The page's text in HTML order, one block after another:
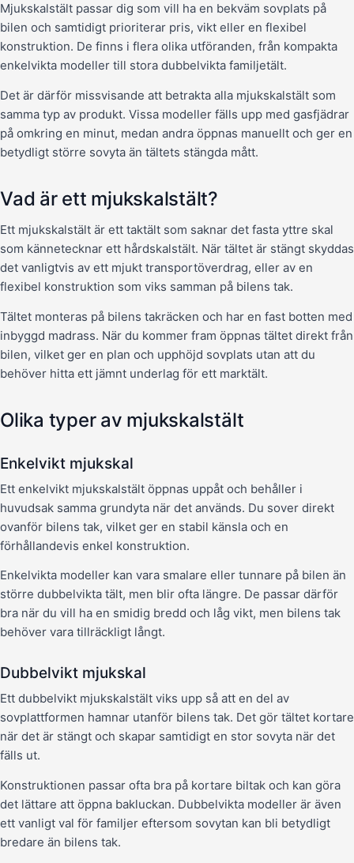
Mjukskalstält passar dig som vill ha en bekväm sovplats på
bilen och samtidigt prioriterar pris, vikt eller en flexibel
konstruktion. De finns i flera olika utföranden, från kompakta
enkelvikta modeller till stora dubbelvikta familjetält.
Det är därför missvisande att betrakta alla mjukskalstält som
samma typ av produkt. Vissa modeller fälls upp med gasfjädrar
på omkring en minut, medan andra öppnas manuellt och ger en
betydligt större sovyta än tältets stängda mått.
Vad är ett mjukskalstält?
Ett mjukskalstält är ett taktält som saknar det fasta yttre skal
som kännetecknar ett hårdskalstält. När tältet är stängt skyddas
det vanligtvis av ett mjukt transportöverdrag, eller av en
flexibel konstruktion som viks samman på bilens tak.
Tältet monteras på bilens takräcken och har en fast botten med
inbyggd madrass. När du kommer fram öppnas tältet direkt från
bilen, vilket ger en plan och upphöjd sovplats utan att du
behöver hitta ett jämnt underlag för ett marktält.
Olika typer av mjukskalstält
Enkelvikt mjukskal
Ett enkelvikt mjukskalstält öppnas uppåt och behåller i
huvudsak samma grundyta när det används. Du sover direkt
ovanför bilens tak, vilket ger en stabil känsla och en
förhållandevis enkel konstruktion.
Enkelvikta modeller kan vara smalare eller tunnare på bilen än
större dubbelvikta tält, men blir ofta längre. De passar därför
bra när du vill ha en smidig bredd och låg vikt, men bilens tak
behöver vara tillräckligt långt.
Dubbelvikt mjukskal
Ett dubbelvikt mjukskalstält viks upp så att en del av
sovplattformen hamnar utanför bilens tak. Det gör tältet kortare
när det är stängt och skapar samtidigt en stor sovyta när det
fälls ut.
Konstruktionen passar ofta bra på kortare biltak och kan göra
det lättare att öppna bakluckan. Dubbelvikta modeller är även
ett vanligt val för familjer eftersom sovytan kan bli betydligt
bredare än bilens tak.